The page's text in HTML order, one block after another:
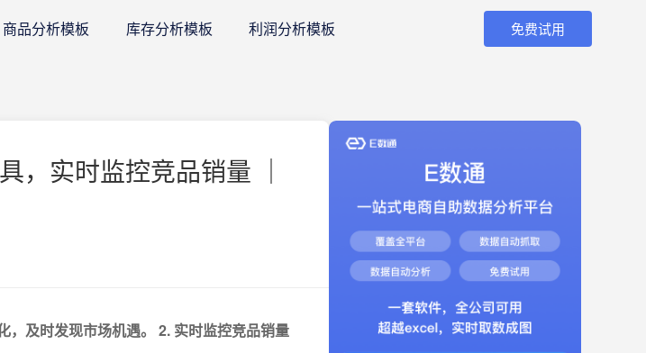
商品分析模板 库存分析模板 利润分析模板 免费试用
，实时监控竞品销量 ｜
及时发现市场机遇。
2. 实时监控竞品销量